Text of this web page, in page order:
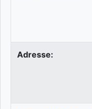
Adresse: